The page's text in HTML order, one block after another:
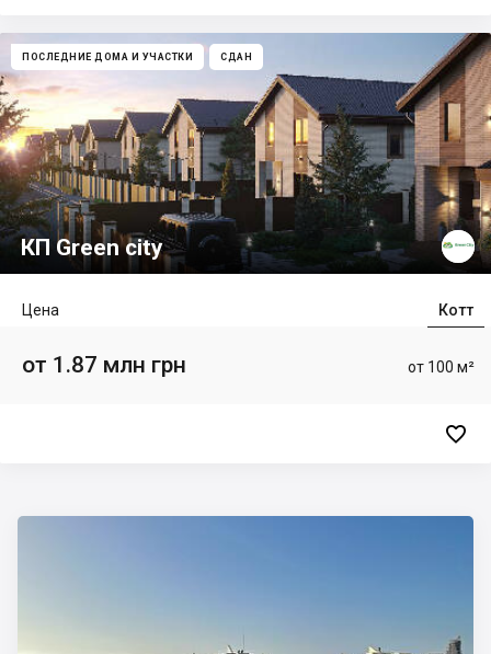
ПОСЛЕДНИЕ ДОМА И УЧАСТКИ СДАН
КП Green city
Котт
Цена
от 100 м²
от 1.87 млн грн
